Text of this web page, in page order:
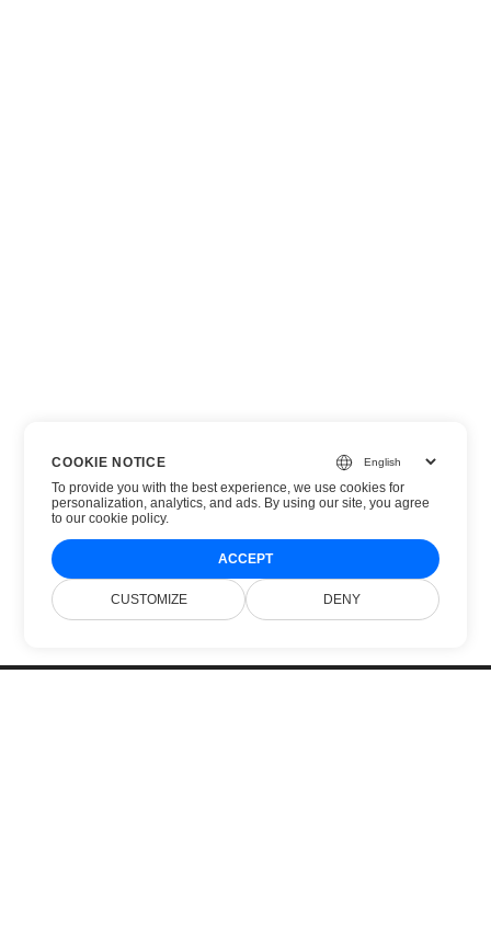
COOKIE NOTICE
To provide you with the best experience, we use cookies for
personalization, analytics, and ads. By using our site, you agree
toour cookie policy.
ACCEPT
CUSTOMIZE DENY